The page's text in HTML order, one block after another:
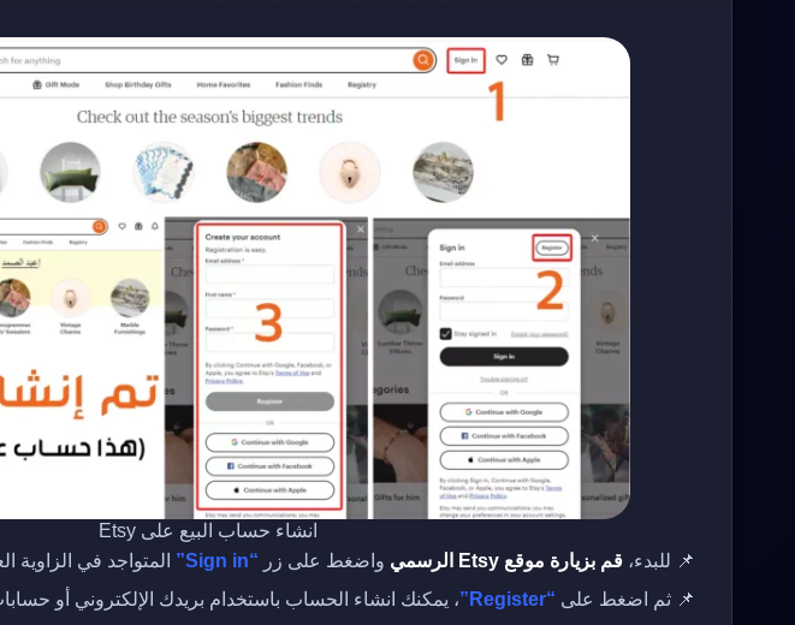
انشاء حساب البيع على Etsy
📌 للبدء، قم بزيارة موقع Etsy الرسمي واضغط على زر “Sign in”
المتواجد في الزاوية
📌 ثم اضغط على “Register”
، يمكنك انشاء الحساب باستخدام بريدك الإلكتروني أو